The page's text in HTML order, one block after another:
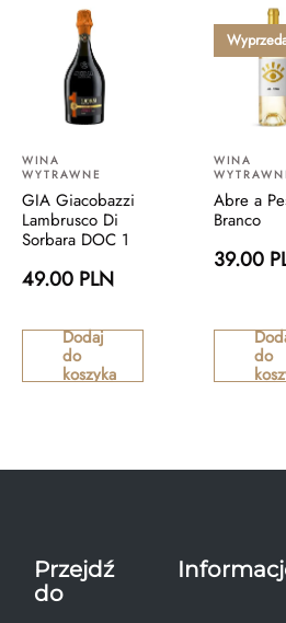
WINA
WYTRAWNE
GIA Giacobazzi
Lambrusco Di
Sorbara DOC 1
49.00 PLN
Dodaj
do
koszyka
WINA
Abre a
Branco
39.00
do
Przejdź
do